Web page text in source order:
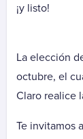
¡y listo!
La elección
octubre, el
Claro realice
Te invitamos